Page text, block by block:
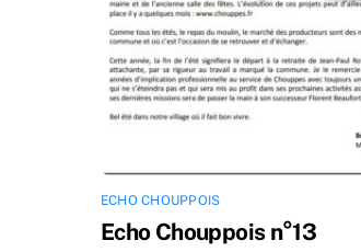
ECHO CHOUPPOIS
Echo Chouppois n°13